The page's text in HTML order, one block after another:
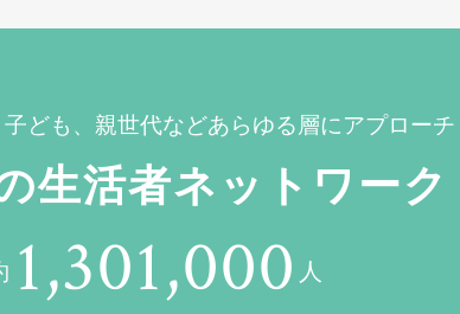
ども、親世代などあらゆる層にアプローチ
生活者ネットワーク
1,301,000 人